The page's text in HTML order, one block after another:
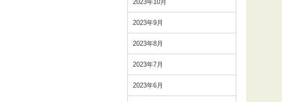
2023年10月
2023年9月
2023年8月
2023年7月
2023年6月